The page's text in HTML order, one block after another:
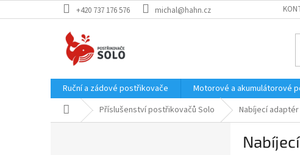
na
+420 737 176 576 michal@hahn.cz
Ruční a zádové postřikovače Motorové a akumulátorové
Domů Příslušenství postřikovačů Solo Nabíjecí